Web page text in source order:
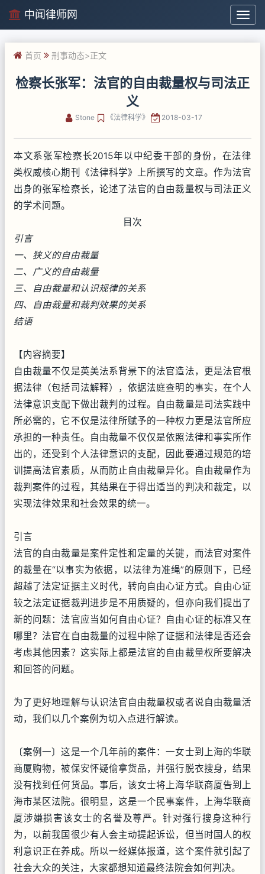
中
闻
律
中闻律师网
首页 刑事动态>正文
检察长张军：法官的自由裁量权与司法正
义
Stone 《法律科学》 2018-03-17
本文系张军检察长2015年以中纪委干部的身份，在法律
类权威核心期刊《法律科学》上所撰写的文章。作为法官
出身的张军检察长，论述了法官的自由裁量权与司法正义
的学术问题。
目次
引言
一、狭义的自由裁量
二、广义的自由裁量
三、自由裁量和认识规律的关系
四、自由裁量和裁判效果的关系
结语
【内容摘要】
自由裁量不仅是英美法系背景下的法官造法，更是法官根
据法律（包括司法解释），依据法庭查明的事实，在个人
法律意识支配下做出裁判的过程。自由裁量是司法实践中
所必需的，它不仅是法律所赋予的一种权力更是法官所应
承担的一种责任。自由裁量不仅仅是依照法律和事实所作
出的，还受到个人法律意识的支配，因此要通过规范的培
训提高法官素质，从而防止自由裁量异化。自由裁量作为
裁判案件的过程，其结果在于得出适当的判决和裁定，以
实现法律效果和社会效果的统一。
引言
法官的自由裁量是案件定性和定量的关键，而法官对案件
的裁量在“以事实为依据，以法律为准绳”的原则下，已经
超越了法定证据主义时代，转向自由心证方式。自由心证
较之法定证据裁判进步是不用质疑的，但亦向我们提出了
新的问题：法官应当如何自由心证？自由心证的标准又在
哪里？法官在自由裁量的过程中除了证据和法律是否还会
考虑其他因素？这实际上都是法官的自由裁量权所要解决
和回答的问题。
为了更好地理解与认识法官自由裁量权或者说自由裁量活
动，我们以几个案例为切入点进行解读。
〔案例一〕这是一个几年前的案件：一女士到上海的华联
商厦购物，被保安怀疑偷拿货品，并强行脱衣搜身，结果
没有找到任何货品。事后，该女士将上海华联商厦告到上
海市某区法院。很明显，这是一个民事案件，上海华联商
厦涉嫌损害该女士的名誉及尊严。针对强行搜身这种行
为，以前我国很少有人会主动提起诉讼，但当时国人的权
利意识正在养成。所以一经媒体报道，这个案件就引起了
社会大众的关注，大家都想知道最终法院会如何判决。